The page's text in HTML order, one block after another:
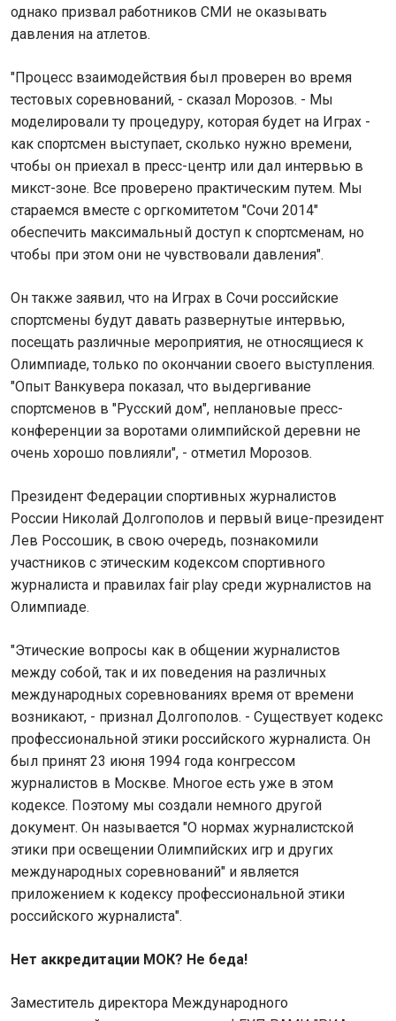
однако призвал работников СМИ не оказывать
давления на атлетов.
"Процесс взаимодействия был проверен во время
тестовых соревнований, - сказал Морозов. - Мы
моделировали ту процедуру, которая будет на Играх -
как спортсмен выступает, сколько нужно времени,
чтобы он приехал в пресс-центр или дал интервью в
микст-зоне. Все проверено практическим путем. Мы
стараемся вместе с оргкомитетом "Сочи 2014"
обеспечить максимальный доступ к спортсменам, но
чтобы при этом они не чувствовали давления".
Он также заявил, что на Играх в Сочи российские
спортсмены будут давать развернутые интервью,
посещать различные мероприятия, не относящиеся к
Олимпиаде, только по окончании своего выступления.
"Опыт Ванкувера показал, что выдергивание
спортсменов в "Русский дом", неплановые пресс-
конференции за воротами олимпийской деревни не
очень хорошо повлияли", - отметил Морозов.
Президент Федерации спортивных журналистов
России Николай Долгополов и первый вице-президент
Лев Россошик, в свою очередь, познакомили
участников с этическим кодексом спортивного
журналиста и правилах fair play среди журналистов на
Олимпиаде.
"Этические вопросы как в общении журналистов
между собой, так и их поведения на различных
международных соревнованиях время от времени
возникают, - признал Долгополов. - Существует кодекс
профессиональной этики российского журналиста. Он
был принят 23 июня 1994 года конгрессом
журналистов в Москве. Многое есть уже в этом
кодексе. Поэтому мы создали немного другой
документ. Он называется "О нормах журналистской
этики при освещении Олимпийских игр и других
международных соревнований" и является
приложением к кодексу профессиональной этики
российского журналиста".
Нет аккредитации МОК? Не беда!
Заместитель директора Международного